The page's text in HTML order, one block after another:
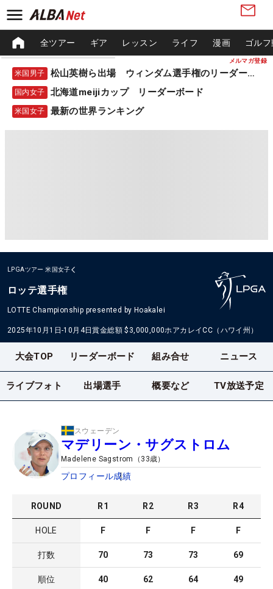
メルマガ登録
全ツアー ギア レッスン ライフ 漫画 ゴル
米国男子 松山英樹ら出場 ウィンダム選手権のリーダーボード
国内女子 北海道meijiカップ リーダーボード
米国女子 最新の世界ランキング
LPGAツアー 米国女子
ロッテ選手権
LOTTE Championship presented by Hoakalei
2025年10月1日-10月4日賞金総額 $3,000,000ホアカレイCC（ハワイ州）
大会TOP リーダーボード 組み合せ ニュース
ライブフォト 出場選手 概要など TV放送予定
スウェーデン
マデリーン・サグストロム
Madelene Sagstrom （ 33歳）
プロフィール成績
ROUND R1 R2 R3 R4
HOLE F F F F
打数 70 73 73 69
順位 40 62 64 49